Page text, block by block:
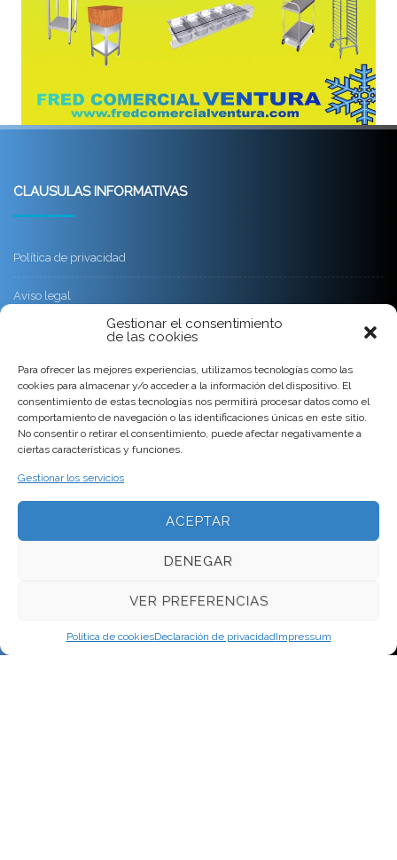
Gestionar el consentimiento
de las cookies
Para ofrecer las mejores experiencias, utilizamos tecnologías como las
cookies para almacenar y/o acceder a la información del dispositivo. El
consentimiento de estas tecnologías nos permitirá procesar datos como el
comportamiento de navegación o las identificaciones únicas en este sitio.
No consentir o retirar el consentimiento, puede afectar negativamente a
ciertas características y funciones.
Gestionar los servicios
ACEPTAR
DENEGAR
VER PREFERENCIAS
Política de cookiesDeclaración de privacidadImpressum
CLAUSULAS INFORMATIVAS
Política de privacidad
Aviso legal
Política de cookies
Condiciones Generales de venta y servicio
CONTACTO